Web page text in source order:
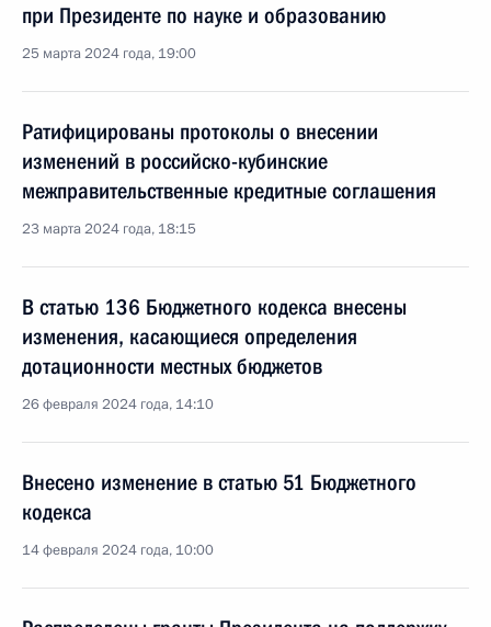
при Президенте по науке и образованию
25 марта 2024 года, 19:00
Ратифицированы протоколы о внесении
изменений в российско-кубинские
межправительственные кредитные соглашения
23 марта 2024 года, 18:15
В статью 136 Бюджетного кодекса внесены
изменения, касающиеся определения
дотационности местных бюджетов
26 февраля 2024 года, 14:10
Внесено изменение в статью 51 Бюджетного
кодекса
14 февраля 2024 года, 10:00